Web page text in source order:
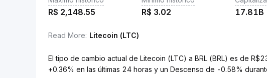
R$ 2,148.55 R$ 3.02 17.81B
Read More: Litecoin (LTC)
El tipo de cambio actual de Litecoin (LTC) a BRL (BRL) es de
+0.36% en las últimas 24 horas y un Descenso de -0.58%